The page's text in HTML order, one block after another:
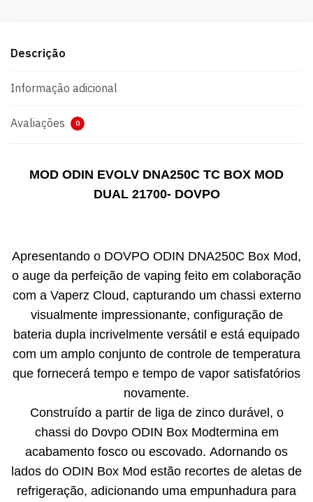
Descrição
Informação adicional
Avaliações 0
MOD ODIN EVOLV DNA250C TC BOX MOD
DUAL 21700- DOVPO
Apresentando o DOVPO ODIN DNA250C Box Mod,
o auge da perfeição de vaping feito em colaboração
com a Vaperz Cloud, capturando um chassi externo
visualmente impressionante, configuração de
bateria dupla incrivelmente versátil e está equipado
com um amplo conjunto de controle de temperatura
que fornecerá tempo e tempo de vapor satisfatórios
novamente.
Construído a partir de liga de zinco durável, o
chassi do Dovpo ODIN Box Modtermina em
acabamento fosco ou escovado. Adornando os
lados do ODIN Box Mod estão recortes de aletas de
refrigeração, adicionando uma empunhadura para